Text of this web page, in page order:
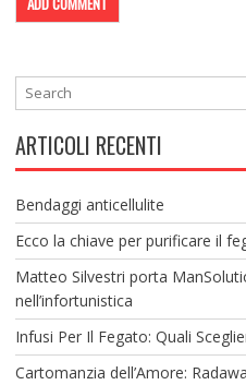
ARTICOLI RECENTI
Bendaggi anticellulite
Ecco la chiave per purificare il
Matteo Silvestri porta
nell’infortunistica
Infusi Per Il Fegato: Quali
Cartomanzia dell’Amore: